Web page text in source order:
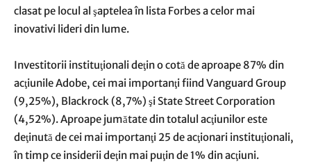
clasat pe locul al şaptelea în lista Forbes a celor mai
inovativi lideri din lume.
Investitorii instituţionali deţin o cotă de aproape 87% din
acţiunile Adobe, cei mai importanţi fiind Vanguard Group
(9,25%), Blackrock (8,7%) şi State Street Corporation
(4,52%). Aproape jumătate din totalul acţiunilor este
deţinută de cei mai importanţi 25 de acţionari instituţionali,
în timp ce insiderii deţin mai puţin de 1% din acţiuni.